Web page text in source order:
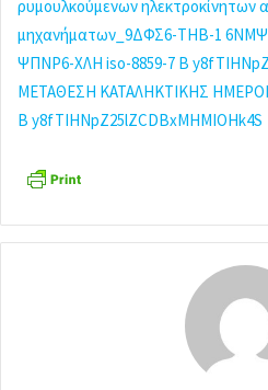
ρυμουλκούμενων ηλεκτροκίνητων
μηχανήματων_9ΔΦΣ6-ΤΗΒ-1
ΨΠΝΡ6-ΧΛΗ iso-8859-7 B
ΜΕΤΑΘΕΣΗ ΚΑΤΑΛΗΚΤΙΚΗΣ
B y8fTIHNpZ25lZCDBxMHMIOHk4S